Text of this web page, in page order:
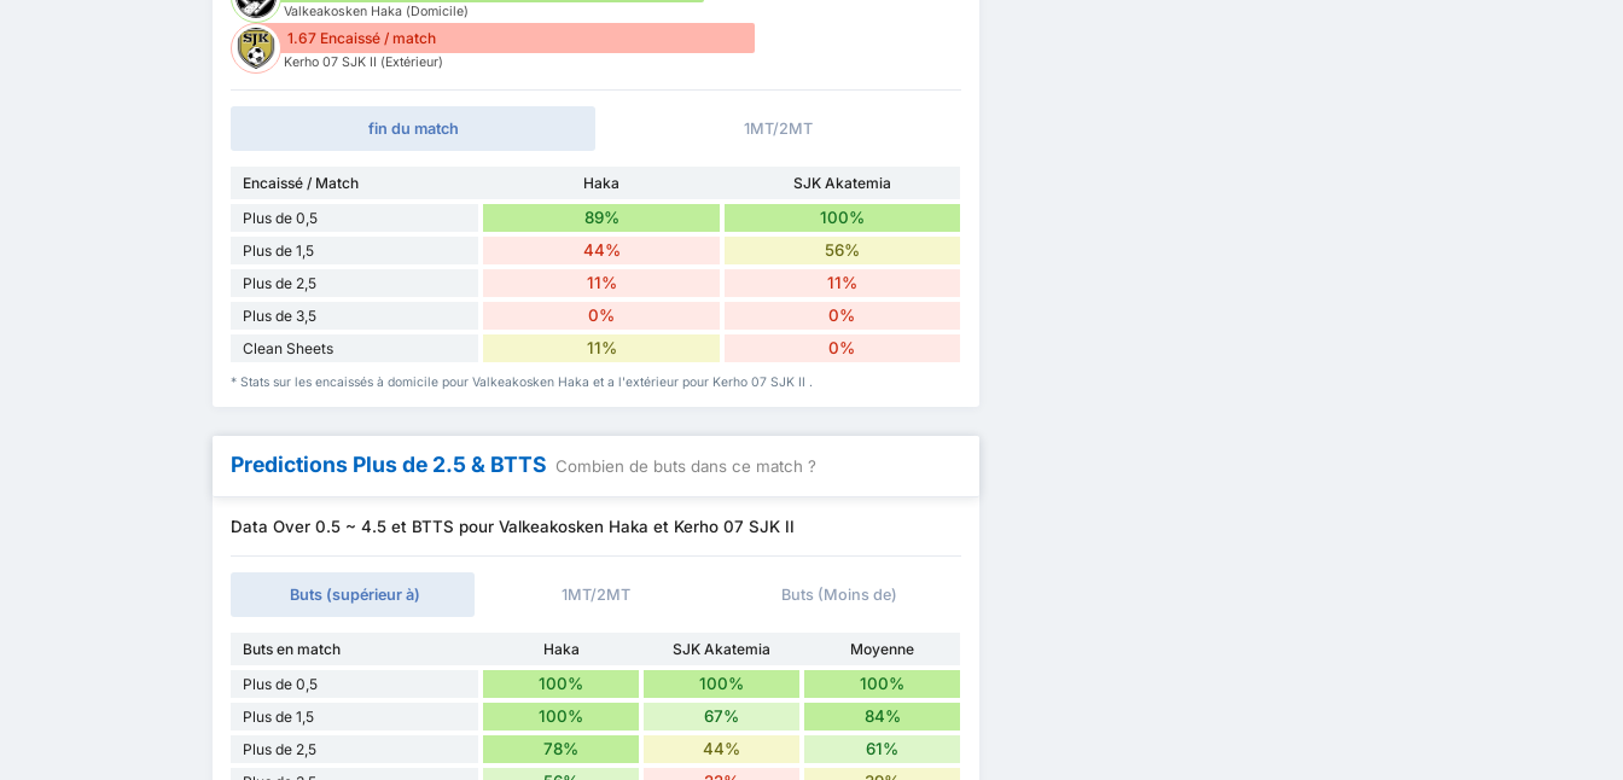
Valkeakosken Haka (Domicile)
1.67 Encaissé / match
Kerho 07 SJK II (Extérieur)
fin du match 1MT/2MT
Encaissé / Match Haka
SJK Akatemia
Plus de 0,5
89% 100%
Plus de 1,5 44% 56%
Plus de 2,5 11% 11%
Plus de 3,5 0% 0%
Clean Sheets 11% 0%
* Stats sur les encaissés à domicile pour Valkeakosken Haka et a l'extérieur pour Kerho 07 SJK II .
Predictions Plus de 2.5 & BTTS Combien de buts dans ce match ?
Data Over 0.5 ~ 4.5 et BTTS pour Valkeakosken Haka et Kerho 07 SJK II
Buts (supérieur à) 1MT/2MT Buts (Moins de)
Buts en match Haka SJK Akatemia
Moyenne
Plus de 0,5
100% 100% 100%
Plus de 1,5 100% 67% 84%
Plus de 2,5 78% 44% 61%